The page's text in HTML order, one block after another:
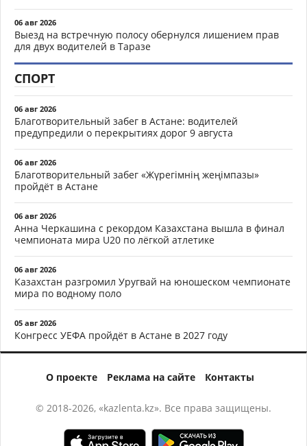
06 авг 2026
Выезд на встречную полосу обернулся лишением прав
для двух водителей в Таразе
СПОРТ
06 авг 2026
Благотворительный забег в Астане: водителей
предупредили о перекрытиях дорог 9 августа
06 авг 2026
Благотворительный забег «Жүрегімнің жеңімпазы»
пройдёт в Астане
06 авг 2026
Анна Черкашина с рекордом Казахстана вышла в финал
чемпионата мира U20 по лёгкой атлетике
06 авг 2026
Казахстан разгромил Уругвай на юношеском чемпионате
мира по водному поло
05 авг 2026
Конгресс УЕФА пройдёт в Астане в 2027 году
О проекте Реклама на сайте Контакты
© 2018-2026, «kazlenta.kz». Все права защищены.